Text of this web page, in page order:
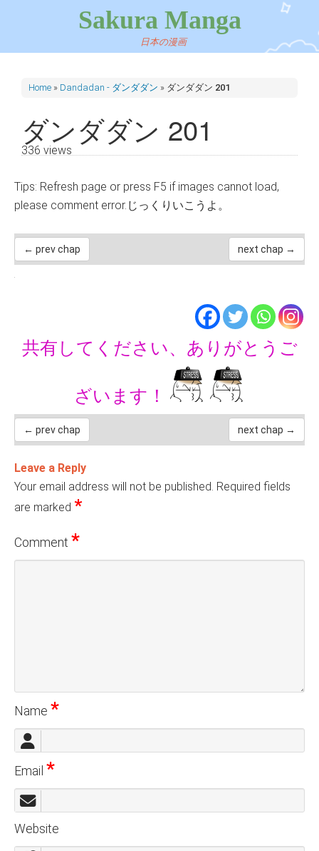
Sakura Manga
日本の漫画
Home » Dandadan - ダンダダン » ダンダダン 201
ダンダダン 201
336 views
Tips: Refresh page or press F5 if images cannot load,
please comment error.じっくりいこうよ。
← prev chap next chap →
共有してください、ありがとうご
ざいます！
← prev chap next chap →
Leave a Reply
Your email address will not be published. Required fields
are marked *
Comment *
Name *
Email *
Website